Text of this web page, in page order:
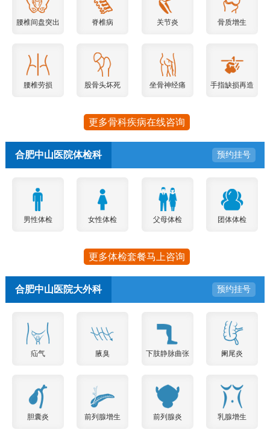
腰椎间盘突出 脊椎病 关节炎 骨质增生
腰椎劳损 股骨头坏死 坐骨神经痛 手指缺损再造
更多骨科疾病在线咨询
合肥中山医院体检科 预约挂号
男性体检 女性体检 父母体检 团体体检
更多体检套餐马上咨询
合肥中山医院大外科 预约挂号
疝气 腋臭 下肢静脉曲张 阑尾炎
胆囊炎 前列腺增生 前列腺炎 乳腺增生